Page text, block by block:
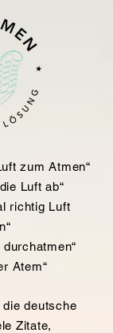
zum Atmen“
Luft ab“
richtig Luft
Atem“
deutsche
Zitate,